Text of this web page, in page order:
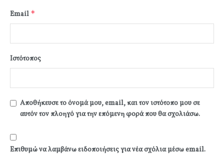
Email *
Ιστότοπος
Αποθήκευσε το όνομά μου, email, και τον ιστότοπο μου σε
αυτόν τον πλοηγό για την επόμενη φορά που θα σχολιάσω.
Επιθυμώ να λαμβάνω ειδοποιήσεις για νέα σχόλια μέσω email.